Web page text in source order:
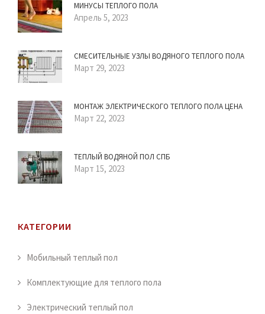
МИНУСЫ ТЕПЛОГО ПОЛА
Апрель 5, 2023
СМЕСИТЕЛЬНЫЕ УЗЛЫ ВОДЯНОГО ТЕПЛОГО ПОЛА
Март 29, 2023
МОНТАЖ ЭЛЕКТРИЧЕСКОГО ТЕПЛОГО ПОЛА ЦЕНА
Март 22, 2023
ТЕПЛЫЙ ВОДЯНОЙ ПОЛ СПБ
Март 15, 2023
КАТЕГОРИИ
Мобильный теплый пол
Комплектующие для теплого пола
Электрический теплый пол